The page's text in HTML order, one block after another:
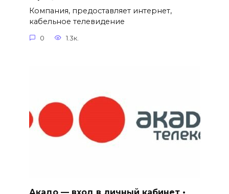
Компания, предоставляет интернет,
кабельное телевидение
0 1.3к.
Акадо — вход в личный кабинет •